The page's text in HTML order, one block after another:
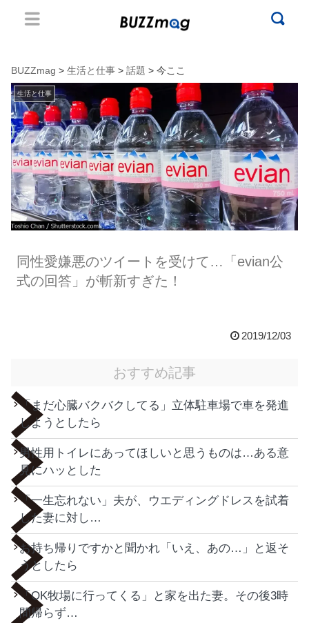
BUZZmag > 生活と仕事 > 話題 > 今ここ
生活と仕事
同性愛嫌悪のツイートを受けて…「evian公
式の回答」が斬新すぎた！
2019/12/03
おすすめ記事
「まだ心臓バクバクしてる」立体駐車場で車を発進
しようとしたら
男性用トイレにあってほしいと思うものは…ある意
見にハッとした
「一生忘れない」夫が、ウエディングドレスを試着
した妻に対し…
お持ち帰りですかと聞かれ「いえ、あの…」と返そ
うとしたら
「OK牧場に行ってくる」と家を出た妻。その後3時
間帰らず…